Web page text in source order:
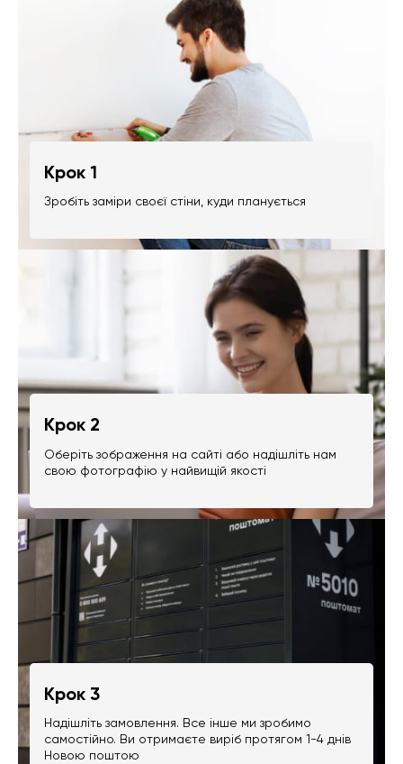
Крок 1
Зробіть заміри своєї стіни, куди планується
Крок 2
Оберіть зображення на сайті або надішліть нам
свою фотографію у найвищій якості
Крок 3
Надішліть замовлення. Все інше ми зробимо
самостійно. Ви отримаєте виріб протягом 1-4 днів
Новою поштою